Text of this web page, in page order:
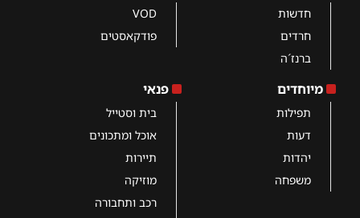
חדשות
חרדים
ברנז´ה
VOD
פודקאסטים
מיוחדים
תפילות
דעות
יהדות
משפחה
פנאי
בית וסטייל
אוכל ומתכונים
תיירות
מוזיקה
רכב ותחבורה